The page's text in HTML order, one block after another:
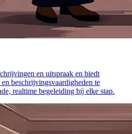
en uitspraak en biedt
beschrijvingsvaardigheden te
realtime begeleiding bij elke stap.